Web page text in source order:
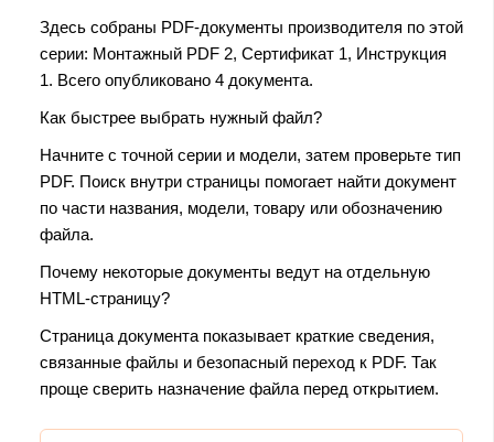
Здесь собраны PDF-документы производителя по этой
серии: Монтажный PDF 2, Сертификат 1, Инструкция
1. Всего опубликовано 4 документа.
Как быстрее выбрать нужный файл?
Начните с точной серии и модели, затем проверьте тип
PDF. Поиск внутри страницы помогает найти документ
по части названия, модели, товару или обозначению
файла.
Почему некоторые документы ведут на отдельную
HTML-страницу?
Страница документа показывает краткие сведения,
связанные файлы и безопасный переход к PDF. Так
проще сверить назначение файла перед открытием.